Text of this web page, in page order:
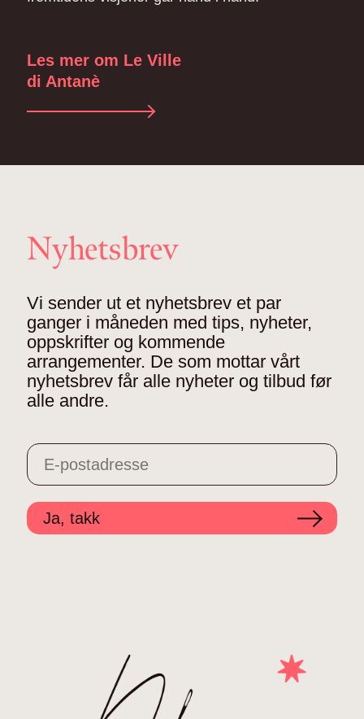
Les mer om Le Ville
di Antanè
Nyhetsbrev
Vi sender ut et nyhetsbrev et par
ganger i måneden med tips, nyheter,
oppskrifter og kommende
arrangementer. De som mottar vårt
nyhetsbrev får alle nyheter og tilbud før
alle andre.
Ja, takk